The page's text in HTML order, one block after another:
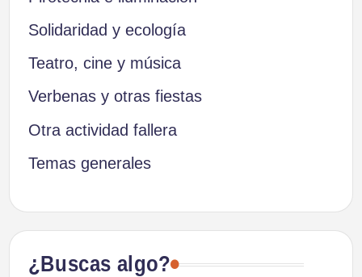
Solidaridad y ecología
Teatro, cine y música
Verbenas y otras fiestas
Otra actividad fallera
Temas generales
¿Buscas algo?